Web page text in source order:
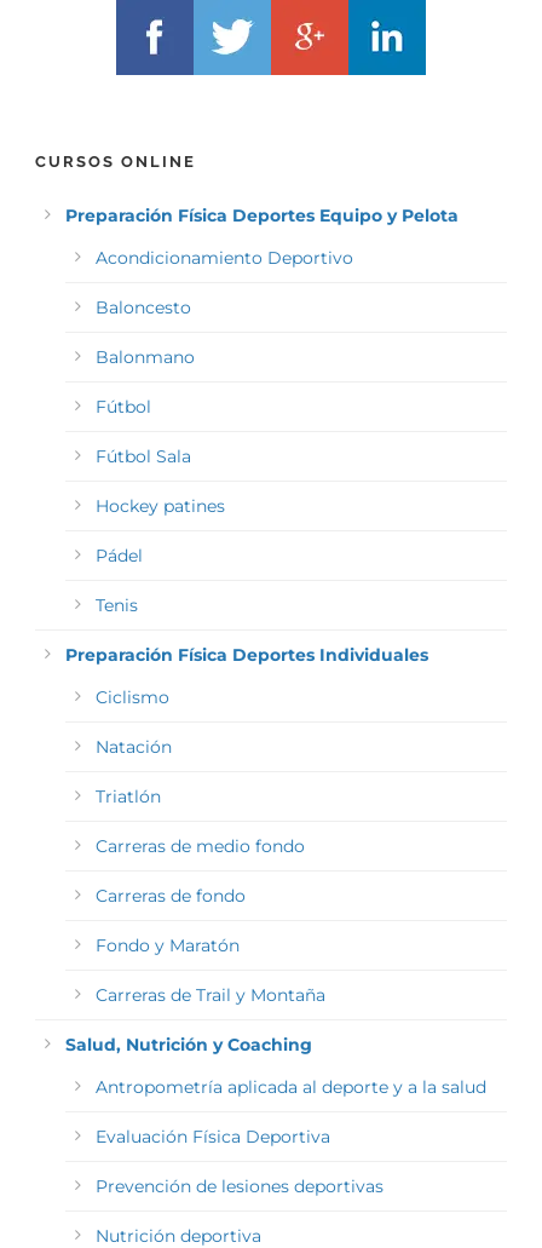
CURSOS ONLINE
Preparación Física Deportes Equipo y Pelota
Acondicionamiento Deportivo
Baloncesto
Balonmano
Fútbol
Fútbol Sala
Hockey patines
Pádel
Tenis
Preparación Física Deportes Individuales
Ciclismo
Natación
Triatlón
Carreras de medio fondo
Carreras de fondo
Fondo y Maratón
Carreras de Trail y Montaña
Salud, Nutrición y Coaching
Antropometría aplicada al deporte y a la salud
Evaluación Física Deportiva
Prevención de lesiones deportivas
Nutrición deportiva